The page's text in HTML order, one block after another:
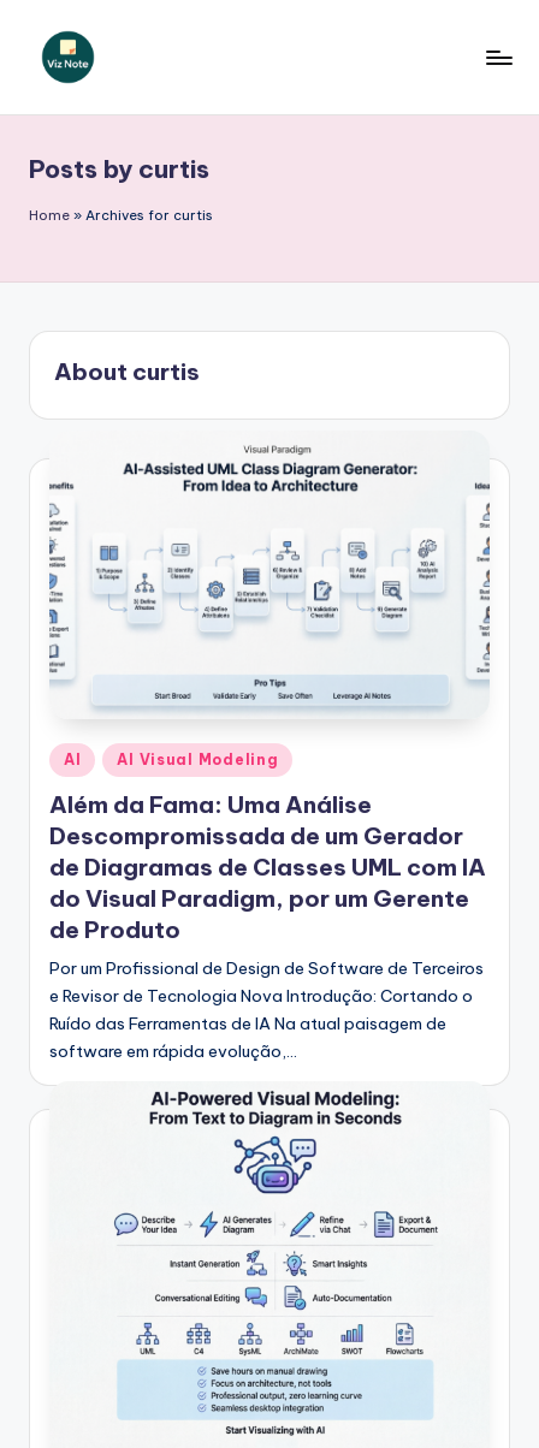
N
o
P
o
r
t
u
g
u
e
s
e
-
A
n
si
g
h
t
s
Posts by curtis
Home » Archives for curtis
About curtis
Posted
in
AI AI Visual Modeling
Além da Fama: Uma Análise
Descompromissada de um Gerador
de Diagramas de Classes UML com IA
do Visual Paradigm, por um Gerente
de Produto
Por um Profissional de Design de Software de Terceiros
e Revisor de Tecnologia Nova Introdução: Cortando o
Ruído das Ferramentas de IA Na atual paisagem de
software em rápida evolução,…